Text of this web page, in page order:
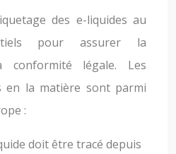
des e-liquides au
pour assurer la
conformité légale. Les
en la matière sont parmi
:
doit être tracé depuis